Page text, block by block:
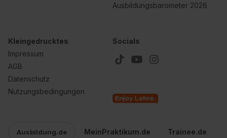
Ausbildungsbarometer 2026
Kleingedrucktes
Impressum
AGB
Datenschutz
Nutzungsbedingungen
Socials
Ausbildung.de MeinPraktikum.de Trainee.de